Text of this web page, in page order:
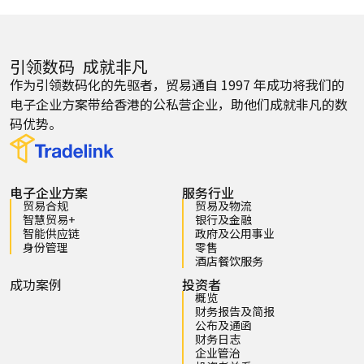
引领数码 成就非凡
作为引领数码化的先驱者，贸易通自 1997 年成功将我们的
电子企业方案带给香港的公私营企业，助他们成就非凡的数
码优势。
电子企业方案
贸易合规
智慧贸易+
智能供应链
身份管理
服务行业
贸易及物流
银行及金融
政府及公用事业
零售
酒店餐饮服务
成功案例 投资者
概览
财务报告及简报
公布及通函
财务日志
企业管治